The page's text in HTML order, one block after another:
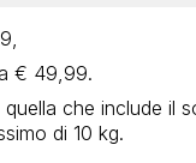
€ 49,99.
che include il
di 10 kg.